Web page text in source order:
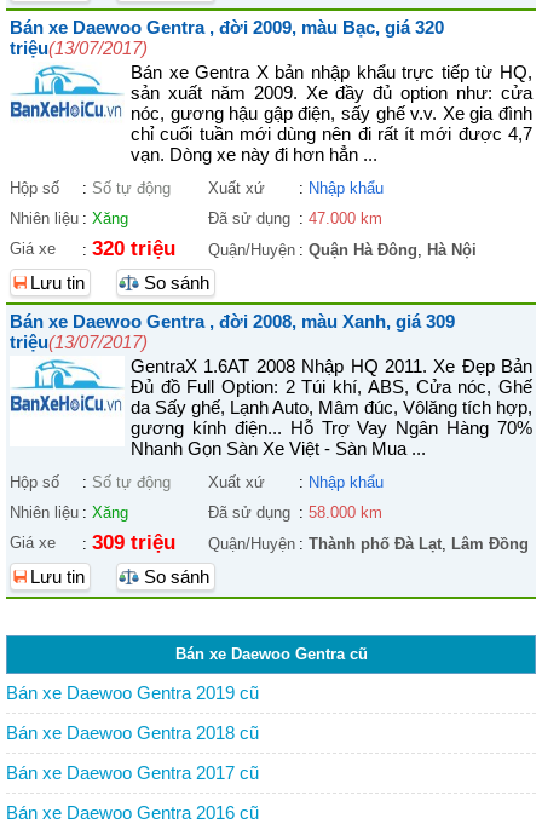
Bán xe Daewoo Gentra , đời 2009, màu Bạc, giá 320
triệu(13/07/2017)
Bán xe Gentra X bản nhập khẩu trực tiếp từ HQ,
sản xuất năm 2009. Xe đầy đủ option như: cửa
nóc, gương hậu gập điện, sấy ghế v.v. Xe gia đình
chỉ cuối tuần mới dùng nên đi rất ít mới được 4,7
vạn. Dòng xe này đi hơn hẳn ...
Hộp số : Số tự động Xuất xứ : Nhập khẩu
Nhiên liệu : Xăng Đã sử dụng : 47.000 km
Giá xe
: 320 triệu Quận/Huyện : Quận Hà Đông, Hà Nội
Lưu tin
So sánh
Bán xe Daewoo Gentra , đời 2008, màu Xanh, giá 309
triệu(13/07/2017)
GentraX 1.6AT 2008 Nhập HQ 2011. Xe Đẹp Bản
Đủ đồ Full Option: 2 Túi khí, ABS, Cửa nóc, Ghế
da Sấy ghế, Lạnh Auto, Mâm đúc, Vôlăng tích hợp,
gương kính điện... Hỗ Trợ Vay Ngân Hàng 70%
Nhanh Gọn Sàn Xe Việt - Sàn Mua ...
Hộp số : Số tự động Xuất xứ : Nhập khẩu
Nhiên liệu : Xăng Đã sử dụng : 58.000 km
Giá xe
: 309 triệu Quận/Huyện : Thành phố Đà Lạt, Lâm Đồng
Lưu tin So sánh
Bán xe Daewoo Gentra cũ
Bán xe Daewoo Gentra 2019 cũ
Bán xe Daewoo Gentra 2018 cũ
Bán xe Daewoo Gentra 2017 cũ
Bán xe Daewoo Gentra 2016 cũ